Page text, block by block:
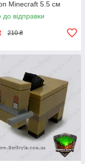
Minecraft 5.5 см
до відправки
210 ₴